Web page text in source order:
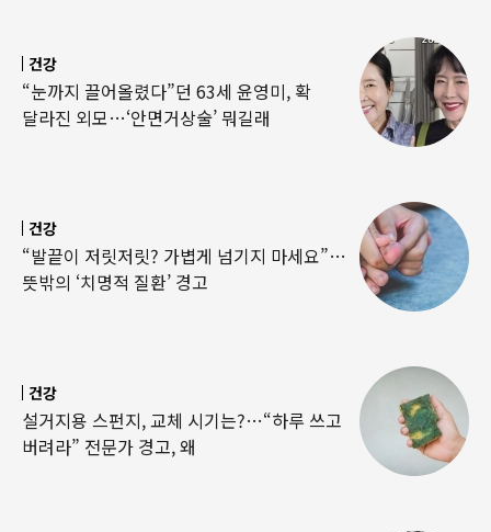
건강
“눈까지 끌어올렸다”던 63세 윤영미, 확
달라진 외모…‘안면거상술’ 뭐길래
건강
“발끝이 저릿저릿? 가볍게 넘기지 마세요”…
뜻밖의 ‘치명적 질환’ 경고
건강
설거지용 스펀지, 교체 시기는?…“하루 쓰고
버려라” 전문가 경고, 왜